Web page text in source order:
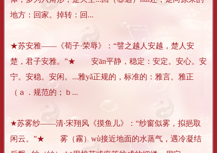
地方：回家。掉转：回...
★苏安雅——《荀子·荣辱》：“譬之越人安越，楚人安
楚，君子安雅。”★ 安ān平静，稳定：安定。安心。安
宁。安稳。安闲。...雅yǎ正规的，标准的：雅言。雅正
（ａ．规范的；ｂ...
★苏雾纱——清·宋翔风《摸鱼儿》：“纱窗似雾，拟挹取
闲云。”★ 雾（霧）wù接近地面的水蒸气，遇冷凝结